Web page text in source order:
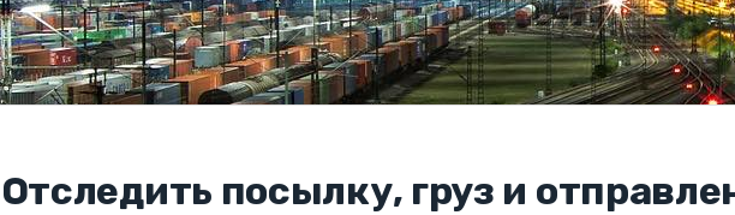
Отследить посылку, груз и